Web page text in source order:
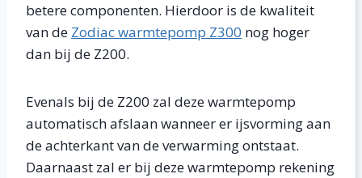
betere componenten. Hierdoor is de kwaliteit
van de Zodiac warmtepomp Z300 nog hoger
dan bij de Z200.
Evenals bij de Z200 zal deze warmtepomp
automatisch afslaan wanneer er ijsvorming aan
de achterkant van de verwarming ontstaat.
Daarnaast zal er bij deze warmtepomp rekening